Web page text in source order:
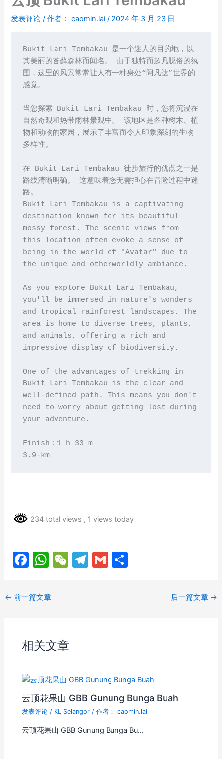
发表评论 / 作者： caomin.lai/ 2024 年 3 月 23 日
Bukit Lari Tembakau 是一个迷人的目的地，以
其美丽的苔藓森林而闻名。 由于独特而超凡脱俗的氛
围，这里的风景常常让人有一种身处“阿凡达”世界的
感觉。
当您探索 Bukit Lari Tembakau 时，您将沉浸在
自然奇观和热带雨林景观中。 该地区是各种树木、植
物和动物的家园，展示了丰富而令人印象深刻的生物
多样性。
在 Bukit Lari Tembakau 徒步旅行的优点之一是
路线清晰明确。 这意味着您无需担心在冒险过程中迷
路。
Bukit Lari Tembakau is a captivating
destination known for its beautiful
mossy forest. The scenic views from
this location often evoke a sense of
being in the world of "Avatar" due to
the unique and otherworldly ambiance.
As you explore Bukit Lari Tembakau,
you'll be immersed in nature's wonders
and tropical rainforest landscapes. The
area is home to diverse trees, plants,
and animals, offering a rich and
impressive display of biodiversity.
One of the advantages of trekking in
Bukit Lari Tembakau is the clear and
well-defined path. This means you don't
need to worry about getting lost during
your adventure.
Finish：1 h 33 m
3.9-km
234 total views , 1 views today
F
c
e
o
o
k
W
at
p
p
W T
G
← 前一篇文章 后一篇文章 →
相关文章
云顶花果山 GBB Gunung Bunga Buah
发表评论 / KL Selangor / 作者： caomin.lai
云顶花果山 GBB Gunung Bunga Bu…